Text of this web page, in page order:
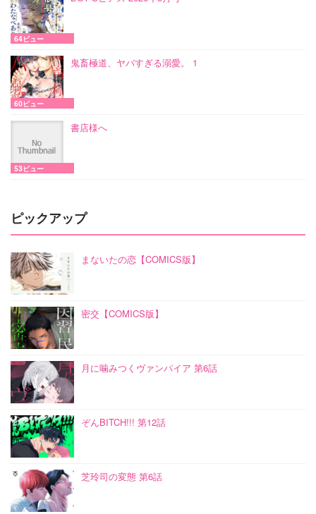
64ビュー
鬼畜極道、ヤバすぎる溺愛。 1
60ビュー
書店様へ
53ビュー
ピックアップ
まないたの恋【COMICS版】
密交【COMICS版】
月に噛みつくヴァンパイア 第6話
ぞんBITCH!!! 第12話
芝玲司の変態 第6話